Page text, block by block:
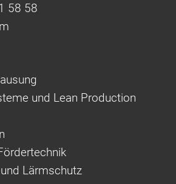
58 58
und Lean Production
Lärmschutz